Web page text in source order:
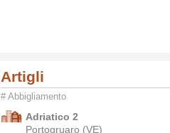
Artigli
# Abbigliamento
Adriatico 2
Portogruaro (VE)